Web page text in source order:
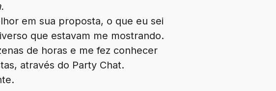
em sua proposta, o que eu sei
que estavam me mostrando.
de horas e me fez conhecer
através do Party Chat.